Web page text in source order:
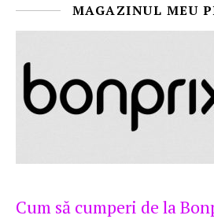
MAGAZINUL MEU
Cum să cumperi de la